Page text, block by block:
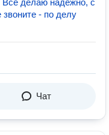
делаю надёжно, с
звоните - по делу
Чат